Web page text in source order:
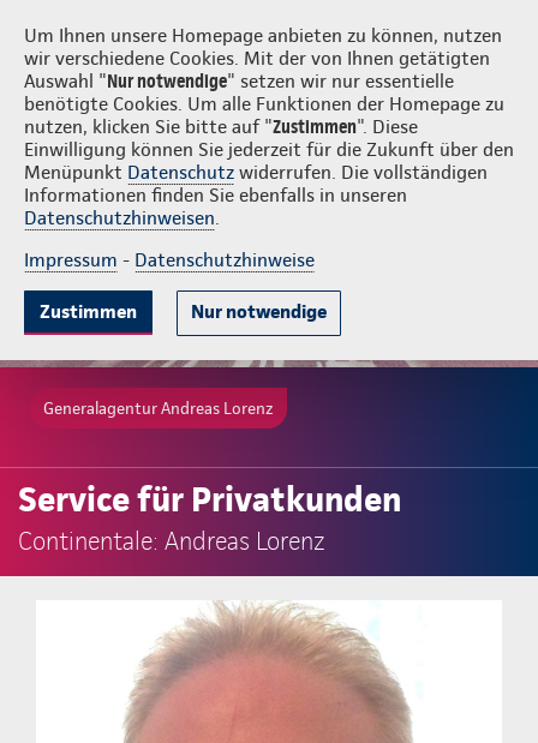
Um Ihnen unsere Homepage anbieten zu können, nutzen
wir verschiedene Cookies. Mit der von Ihnen getätigten
Auswahl "Nur notwendige" setzen wir nur essentielle
benötigte Cookies. Um alle Funktionen der Homepage zu
nutzen, klicken Sie bitte auf "Zustimmen". Diese
Einwilligung können Sie jederzeit für die Zukunft über den
Menüpunkt Datenschutz widerrufen. Die vollständigen
Informationen finden Sie ebenfalls in unseren
Datenschutzhinweisen.
Impressum - Datenschutzhinweise
Zustimmen Nur notwendige
Andreas Lorenz Login
Generalagentur Andreas Lorenz
Service für Privatkunden
Continentale: Andreas Lorenz